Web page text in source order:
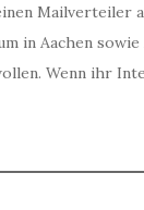
Mailverteiler
in Aachen
Wenn ihr